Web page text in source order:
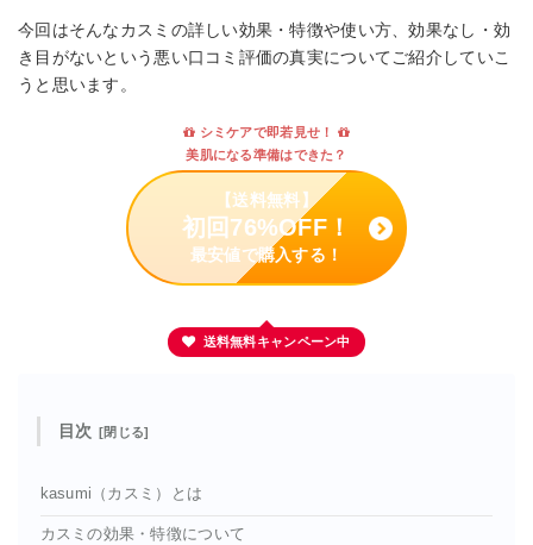
今回はそんなカスミの詳しい効果・特徴や使い方、効果なし・効
き目がないという悪い口コミ評価の真実についてご紹介していこ
うと思います。
シミケアで即若見せ！
美肌になる準備はできた？
【送料無料】
初回76%OFF！
最安値で購入する！
送料無料キャンペーン中
目次
kasumi（カスミ）とは
カスミの効果・特徴について